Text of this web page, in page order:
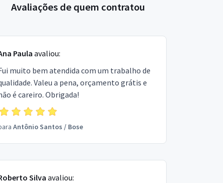
Avaliações de quem contratou
Paula avaliou:
muito bem atendida com um trabalho de
Valeu a pena, orçamento grátis e
é careiro. Obrigada!
Antônio Santos / Bose
Silva avaliou: